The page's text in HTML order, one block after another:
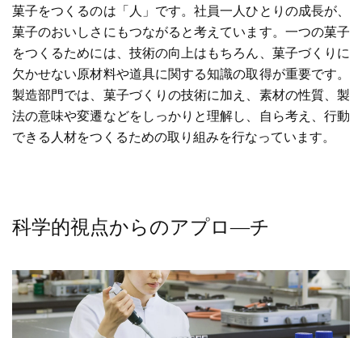
菓子をつくるのは「人」です。社員一人ひとりの成長が、
菓子のおいしさにもつながると考えています。一つの菓子
をつくるためには、技術の向上はもちろん、菓子づくりに
欠かせない原材料や道具に関する知識の取得が重要です。
製造部門では、菓子づくりの技術に加え、素材の性質、製
法の意味や変遷などをしっかりと理解し、自ら考え、行動
できる人材をつくるための取り組みを行なっています。
科学的視点からのアプロ―チ